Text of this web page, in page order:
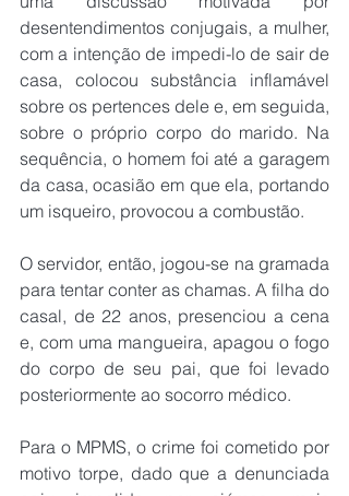
desentendimentos conjugais, a mulher,
com a intenção de impedi-lo de sair de
casa, colocou substância inflamável
sobre os pertences dele e, em seguida,
sobre o próprio corpo do marido. Na
sequência, o homem foi até a garagem
da casa, ocasião em que ela, portando
um isqueiro, provocou a combustão.
O servidor, então, jogou-se na gramada
para tentar conter as chamas. A filha do
casal, de 22 anos, presenciou a cena
e, com uma mangueira, apagou o fogo
do corpo de seu pai, que foi levado
posteriormente ao socorro médico.
Para o MPMS, o crime foi cometido por
motivo torpe, dado que a denunciada